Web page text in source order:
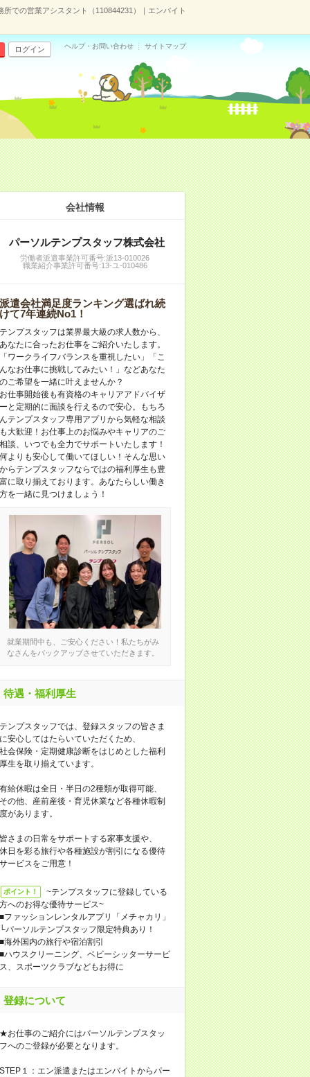
での営業アシスタント（110844231）｜エンバイト
ログイン ヘルプ・お問い合わせ サイトマップ
会社情報
パーソルテンプスタッフ株式会社
労働者派遣事業許可番号:派13-010026
職業紹介事業許可番号:13-ユ-010486
遣会社満足度ランキング選ばれ続
て7年連続No1！
ンプスタッフは業界最大級の求人数から、
なたに合ったお仕事をご紹介いたします。
ワークライフバランスを重視したい」「こ
なお仕事に挑戦してみたい！」などあなた
ご希望を一緒に叶えませんか？
仕事開始後も有資格のキャリアアドバイザ
と定期的に面談を行えるので安心。もちろ
テンプスタッフ専用アプリから気軽な相談
大歓迎！お仕事上のお悩みやキャリアのご
談、いつでも全力でサポートいたします！
よりも安心して働いてほしい！そんな思い
らテンプスタッフならではの福利厚生も豊
に取り揃えております。あなたらしい働き
を一緒に見つけましょう！
就業期間中も、ご安心ください！私たちがみ
なさんをバックアップさせていただきます。
待遇・福利厚生
ンプスタッフでは、登録スタッフの皆さま
安心してはたらいていただくため、
会保険・定期健康診断をはじめとした福利
生を取り揃えています。
給休暇は全日・半日の2種類が取得可能、
の他、産前産後・育児休業など各種休暇制
があります。
さまの日常をサポートする家事支援や、
日を彩る旅行や各種施設が割引になる優待
ービスをご用意！
ポイント！
~テンプスタッフに登録している
へのお得な優待サービス~
ファッションレンタルアプリ「メチャカリ」
パーソルテンプスタッフ限定特典あり！
海外国内の旅行や宿泊割引
ハウスクリーニング、ベビーシッターサービ
、スポーツクラブなどもお得に
登録について
お仕事のご紹介にはパーソルテンプスタッ
へのご登録が必要となります。
１：エン派遣またはエンバイトからパー